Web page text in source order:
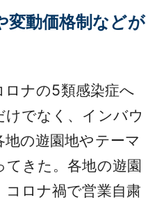
変動価格制などが
ナの5類感染症へ
けでなく、インバウ
の遊園地やテーマ
てきた。各地の遊園
コロナ禍で営業自粛